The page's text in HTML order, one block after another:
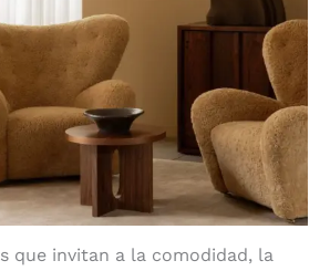
que invitan a la comodidad, la